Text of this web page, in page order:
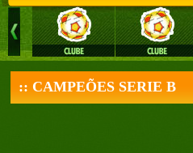
:: CAMPEÕES SERIE B